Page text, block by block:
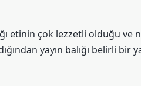
etinin çok lezzetli olduğu ve
yayın balığı belirli bir